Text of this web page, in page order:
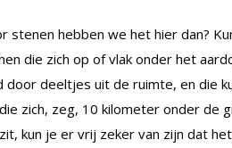
stenen hebben we het hier dan?
die zich op of vlak onder het
door deeltjes uit de ruimte, en die
zich, zeg, 10 kilometer onder de
kun je er vrij zeker van zijn dat